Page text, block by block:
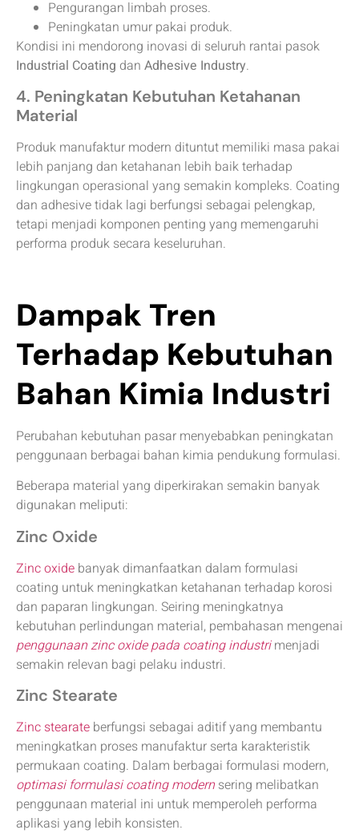
Pengurangan limbah proses.
Peningkatan umur pakai produk.
Kondisi ini mendorong inovasi di seluruh rantai pasok
Industrial Coating dan Adhesive Industry.
4. Peningkatan Kebutuhan Ketahanan
Material
Produk manufaktur modern dituntut memiliki masa pakai
lebih panjang dan ketahanan lebih baik terhadap
lingkungan operasional yang semakin kompleks. Coating
dan adhesive tidak lagi berfungsi sebagai pelengkap,
tetapi menjadi komponen penting yang memengaruhi
performa produk secara keseluruhan.
Dampak Tren
Terhadap Kebutuhan
Bahan Kimia Industri
Perubahan kebutuhan pasar menyebabkan peningkatan
penggunaan berbagai bahan kimia pendukung formulasi.
Beberapa material yang diperkirakan semakin banyak
digunakan meliputi:
Zinc Oxide
Zinc oxide banyak dimanfaatkan dalam formulasi
coating untuk meningkatkan ketahanan terhadap korosi
dan paparan lingkungan. Seiring meningkatnya
kebutuhan perlindungan material, pembahasan mengenai
penggunaan zinc oxide pada coating industrimenjadi
semakin relevan bagi pelaku industri.
Zinc Stearate
Zinc stearate berfungsi sebagai aditif yang membantu
meningkatkan proses manufaktur serta karakteristik
permukaan coating. Dalam berbagai formulasi modern,
optimasi formulasi coating modernsering melibatkan
penggunaan material ini untuk memperoleh performa
aplikasi yang lebih konsisten.